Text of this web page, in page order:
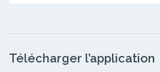
Télécharger l’application